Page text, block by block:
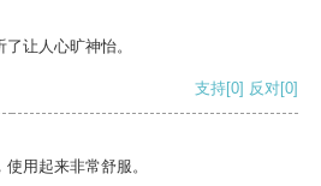
让人心旷神怡。
支持[0] 反对[0]
用起来非常舒服。